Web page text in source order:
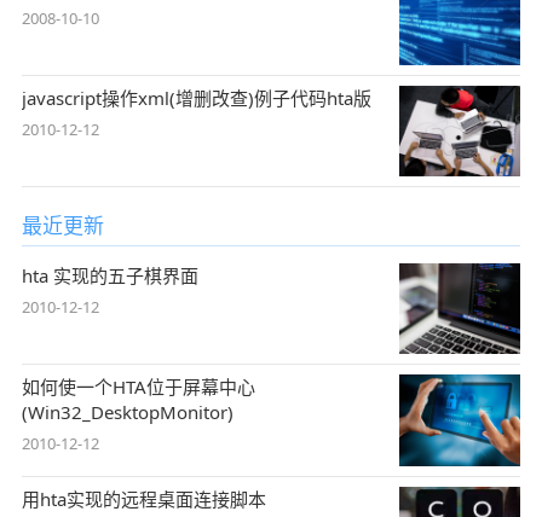
2008-10-10
javascript操作xml(增删改查)例子代码hta版
2010-12-12
最近更新
hta 实现的五子棋界面
2010-12-12
如何使一个HTA位于屏幕中心
(Win32_DesktopMonitor)
2010-12-12
用hta实现的远程桌面连接脚本